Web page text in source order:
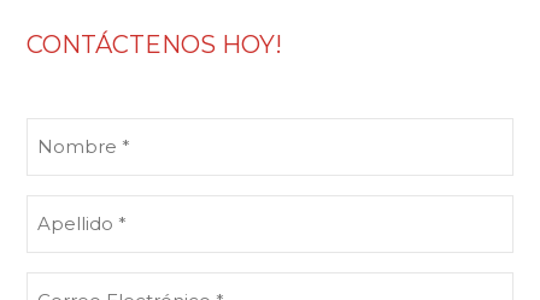
CONTÁCTENOS HOY!
(Obligatorio)